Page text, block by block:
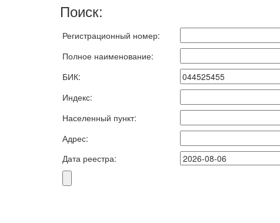
Поиск:
Регистрационный номер:
Полное наименование:
БИК:
Индекс:
Населенный пункт:
Адрес:
Дата реестра: